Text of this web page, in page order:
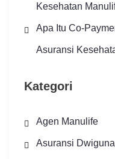
Kesehatan
Apa Itu Co-
Asuransi
Kategori
Agen Manulife
Asuransi Dwiguna